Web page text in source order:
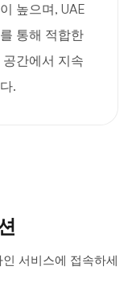
높으며, UAE
통해 적합한
간에서 지속
.
서비스에 접속하세